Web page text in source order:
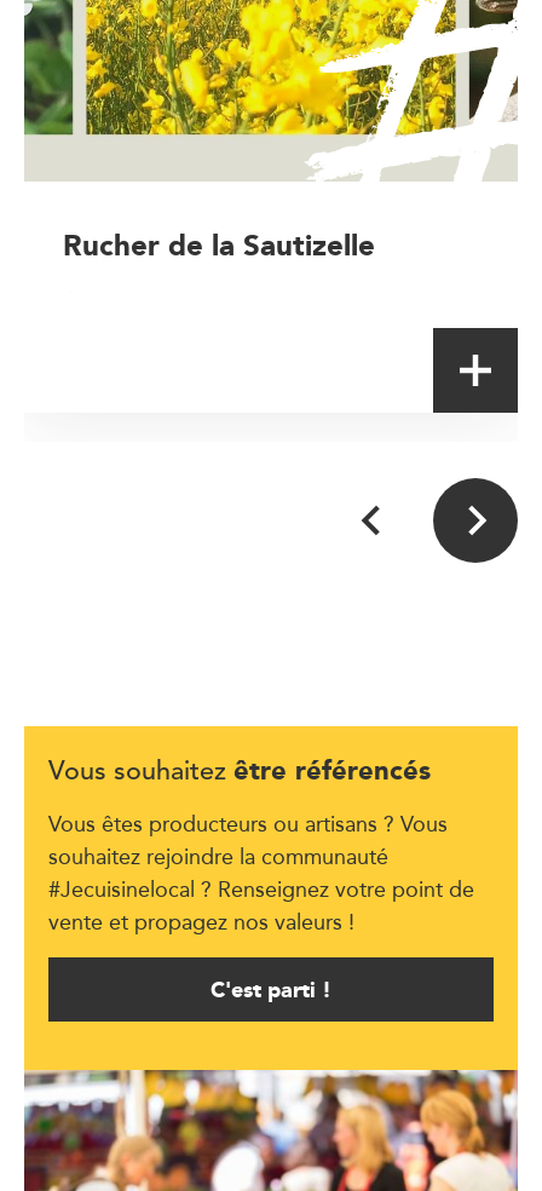
Rucher de la Sautizelle
Vous souhaitez être référencés
Vous êtes producteurs ou artisans ? Vous
souhaitez rejoindre la communauté
#Jecuisinelocal ? Renseignez votre point de
vente et propagez nos valeurs !
C'est parti !